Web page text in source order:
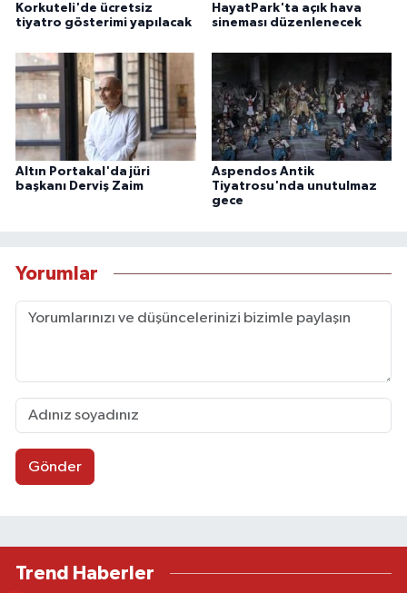
Korkuteli'de ücretsiz
tiyatro gösterimi yapılacak
HayatPark'ta açık hava
sineması düzenlenecek
Altın Portakal'da jüri
başkanı Derviş Zaim
Aspendos Antik
Tiyatrosu'nda unutulmaz
gece
Yorumlar
Gönder
Trend Haberler